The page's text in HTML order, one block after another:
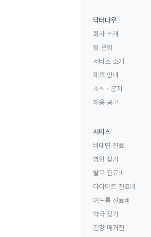
닥터나우
회사 소개
팀 문화
서비스 소개
제휴 안내
소식 · 공지
채용 공고
서비스
비대면 진료
병원 찾기
탈모 진료비
다이어트 진료비
여드름 진료비
약국 찾기
건강 매거진